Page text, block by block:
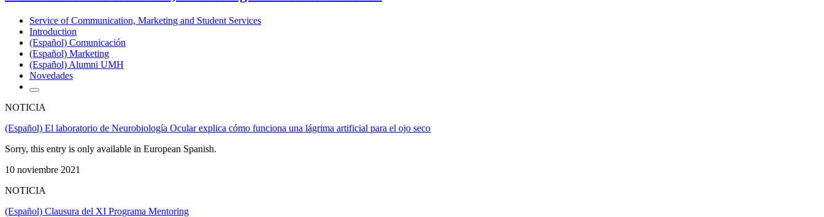
Service of Communication, Marketing and Student Services
Introduction
(Español) Comunicación
(Español) Marketing
(Español) Alumni UMH
Novedades
NOTICIA
(Español) El laboratorio de Neurobiología Ocular explica cómo funciona una lágrima artificial para el ojo seco
Sorry, this entry is only available in European Spanish.
10 noviembre 2021
NOTICIA
(Español) Clausura del XI Programa Mentoring